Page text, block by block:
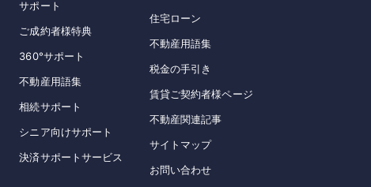
サポート
ご成約者様特典
360°サポート
不動産用語集
相続サポート
シニア向けサポート
決済サポートサービス
住宅ローン
不動産用語集
税金の手引き
賃貸ご契約者様ページ
不動産関連記事
サイトマップ
お問い合わせ